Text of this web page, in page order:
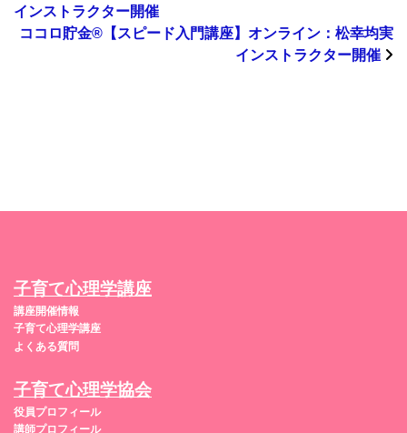
インストラクター開催
ココロ貯金®︎【スピード入門講座】オンライン：松幸均実
インストラクター開催
子育て心理学講座
講座開催情報
子育て心理学講座
よくある質問
子育て心理学協会
役員プロフィール
講師プロフィール